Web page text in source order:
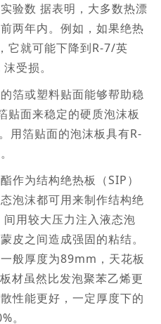
验数 据表明，大多数热漂
两年内。例如，如果绝热
它就可能下降到R-7/英
受损。
箔或塑料贴面能够帮助稳
贴面来稳定的硬质泡沫板
用箔贴面的泡沫板具有R-
作为结构绝热板（SIP）
泡沫都可用来制作结构绝
用较大压力注入液态泡
皮之间造成强固的粘结。
般厚度为89mm，天花板
材虽然比发泡聚苯乙烯更
性能更好，一定厚度下的
。